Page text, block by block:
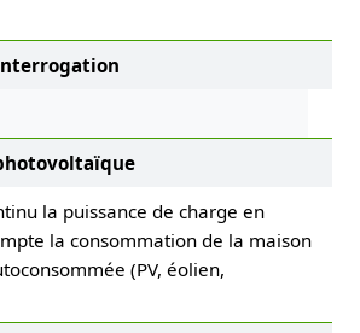
la puissance de charge en
la consommation de la maison
(PV, éolien,